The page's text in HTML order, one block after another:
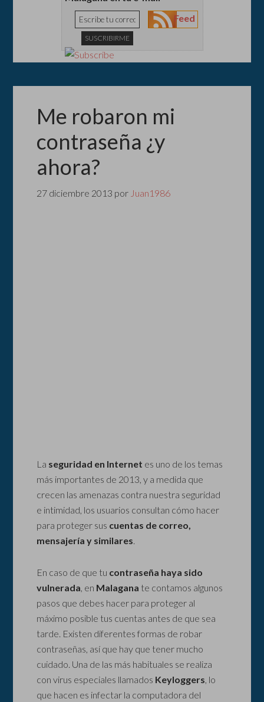
Feed
Me robaron mi
contraseña ¿y
ahora?
27 diciembre 2013 por Juan1986
La seguridad en Internet es uno de los temas
más importantes de 2013, y a medida que
crecen las amenazas contra nuestra seguridad
e intimidad, los usuarios consultan cómo hacer
para proteger sus cuentas de correo,
mensajería y similares.
En caso de que tu contraseña haya sido
vulnerada, en Malagana te contamos algunos
pasos que debes hacer para proteger al
máximo posible tus cuentas antes de que sea
tarde. Existen diferentes formas de robar
contraseñas, así que hay que tener mucho
cuidado. Una de las más habituales se realiza
con virus especiales llamados Keyloggers, lo
que hacen es infectar la computadora del